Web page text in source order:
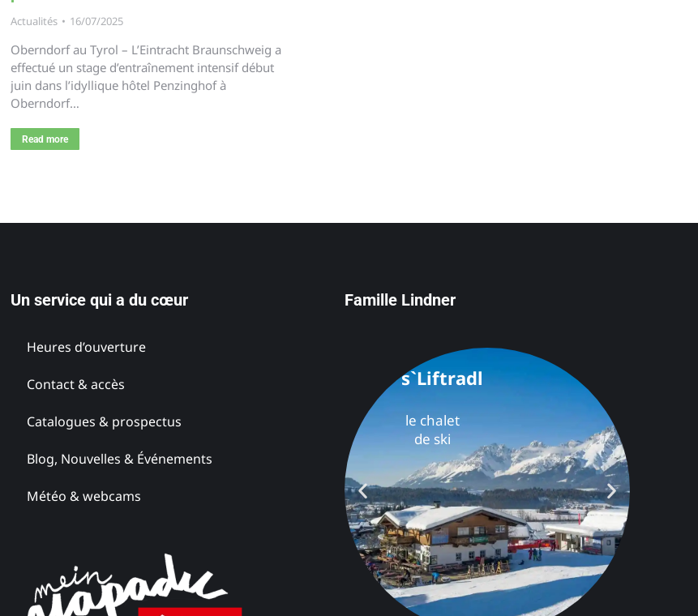
Actualités 16/07/2025
Oberndorf au Tyrol – L’Eintracht Braunschweig a
effectué un stage d’entraînement intensif début
juin dans l’idyllique hôtel Penzinghof à
Oberndorf…
Read more
Un service qui a du cœur
Heures d’ouverture
Contact & accès
Catalogues & prospectus
Blog, Nouvelles & Événements
Météo & webcams
Famille Lindner